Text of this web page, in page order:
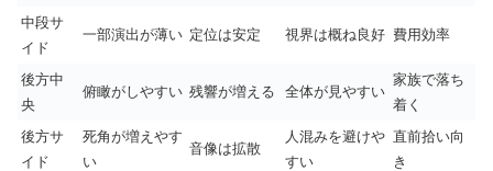
中段サ
イド
一部演出が薄い 定位は安定 視界は概ね良好 費用効率
後方中
央
俯瞰がしやすい 残響が増える 全体が見やすい
家族で落ち
着く
後方サ
イド
死角が増えやす
い
音像は拡散
人混みを避けや
すい
直前拾い向
き